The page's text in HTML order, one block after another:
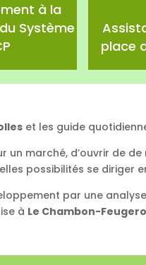
à la
Système
place
et les guide
un marché, d’ouvrir de
possibilités se diriger
par une
à Le Chambon-